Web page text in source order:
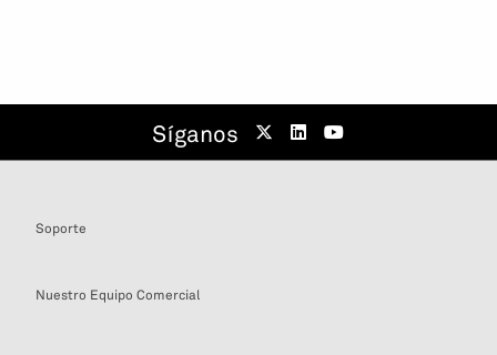
Síganos
Soporte
Nuestro Equipo Comercial